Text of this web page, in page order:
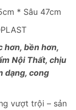
* Sâu 47cm
hơn, bền hơn,
Nội Thất, chịu
dạng, cong
vượt trội – sản